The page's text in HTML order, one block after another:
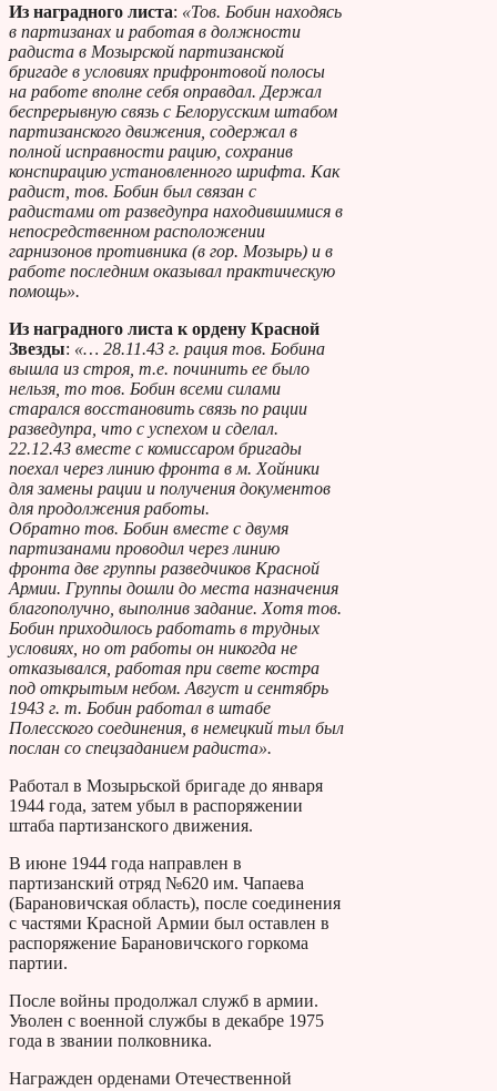
Из наградного листа: «Тов. Бобин находясь
в партизанах и работая в должности
радиста в Мозырской партизанской
бригаде в условиях прифронтовой полосы
на работе вполне себя оправдал. Держал
беспрерывную связь с Белорусским штабом
партизанского движения, содержал в
полной исправности рацию, сохранив
конспирацию установленного шрифта. Как
радист, тов. Бобин был связан с
радистами от разведупра находившимися в
непосредственном расположении
гарнизонов противника (в гор. Мозырь) и в
работе последним оказывал практическую
помощь».
Из наградного листа к ордену Красной
Звезды: «… 28.11.43 г. рация тов. Бобина
вышла из строя, т.е. починить ее было
нельзя, то тов. Бобин всеми силами
старался восстановить связь по рации
разведупра, что с успехом и сделал.
22.12.43 вместе с комиссаром бригады
поехал через линию фронта в м. Хойники
для замены рации и получения документов
для продолжения работы.
Обратно тов. Бобин вместе с двумя
партизанами проводил через линию
фронта две группы разведчиков Красной
Армии. Группы дошли до места назначения
благополучно, выполнив задание. Хотя тов.
Бобин приходилось работать в трудных
условиях, но от работы он никогда не
отказывался, работая при свете костра
под открытым небом. Август и сентябрь
1943 г. т. Бобин работал в штабе
Полесского соединения, в немецкий тыл был
послан со спецзаданием радиста».
Работал в Мозырьской бригаде до января
1944 года, затем убыл в распоряжении
штаба партизанского движения.
В июне 1944 года направлен в
партизанский отряд №620 им. Чапаева
(Барановичская область), после соединения
с частями Красной Армии был оставлен в
распоряжение Барановичского горкома
партии.
После войны продолжал служб в армии.
Уволен с военной службы в декабре 1975
года в звании полковника.
Награжден орденами Отечественной